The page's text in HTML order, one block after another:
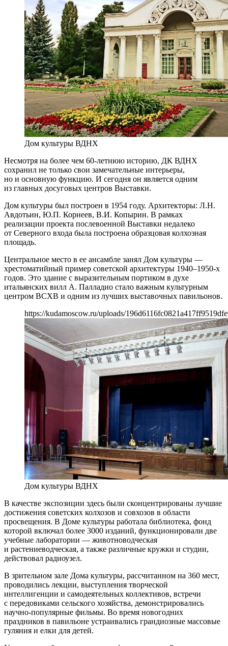
Дом культуры ВДНХ
Несмотря на более чем 60-летнюю историю, ДК ВДНХ
сохранил не только свои замечательные интерьеры,
но и основную функцию. И сегодня он является одним
из главных досуговых центров Выставки.
Дом культуры был построен в 1954 году. Архитекторы: Л.Н.
Авдотьин, Ю.П. Корнеев, В.И. Копырин. В рамках
реализации проекта послевоенной Выставки недалеко
от Северного входа была построена образцовая колхозная
площадь.
Центральное место в ее ансамбле занял Дом культуры —
хрестоматийный пример советской архитектуры 1940–1950-х
годов. Это здание с выразительным портиком в духе
итальянских вилл А. Палладио стало важным культурным
центром ВСХВ и одним из лучших выставочных павильонов.
https://kudamoscow.ru/uploads/
Дом культуры ВДНХ
В качестве экспозиции здесь были сконцентрированы лучшие
достижения советских колхозов и совхозов в области
просвещения. В Доме культуры работала библиотека, фонд
которой включал более 3000 изданий, функционировали две
учебные лаборатории — животноводческая
и растениеводческая, а также различные кружки и студии,
действовал радиоузел.
В зрительном зале Дома культуры, рассчитанном на 360 мест,
проводились лекции, выступления творческой
интеллигенции и самодеятельных коллективов, встречи
с передовиками сельского хозяйства, демонстрировались
научно-популярные фильмы. Во время новогодних
праздников в павильоне устраивались грандиозные массовые
гуляния и елки для детей.